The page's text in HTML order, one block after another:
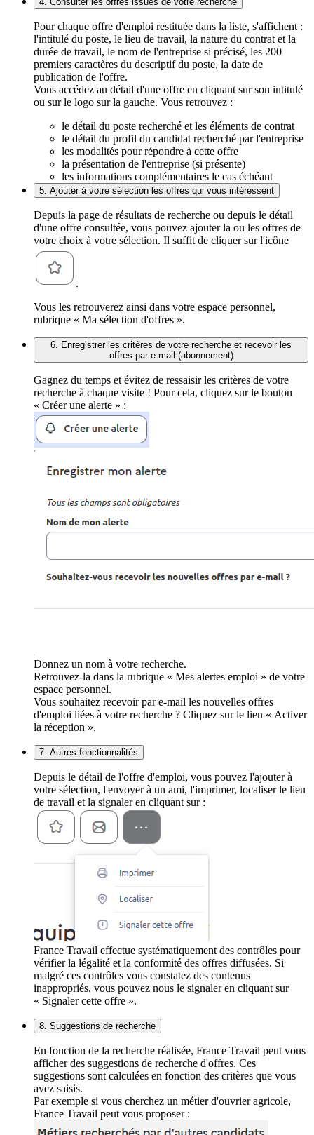
Pour chaque offre d'emploi restituée dans la liste, s'affichent :
l'intitulé du poste, le lieu de travail, la nature du contrat et la
durée de travail, le nom de l'entreprise si précisé, les 200
premiers caractères du descriptif du poste, la date de
publication de l'offre.
Vous accédez au détail d'une offre en cliquant sur son intitulé
ou sur le logo sur la gauche. Vous retrouvez :
le détail du poste recherché et les éléments de contrat
le détail du profil du candidat recherché par l'entreprise
les modalités pour répondre à cette offre
la présentation de l'entreprise (si présente)
les informations complémentaires le cas échéant
5. Ajouter à votre sélection les offres qui vous intéressent
Depuis la page de résultats de recherche ou depuis le détail
d'une offre consultée, vous pouvez ajouter la ou les offres de
votre choix à votre sélection. Il suffit de cliquer sur l'icône
.
Vous les retrouverez ainsi dans votre espace personnel,
rubrique « Ma sélection d'offres ».
6. Enregistrer les critères de votre recherche et recevoir les
offres par e-mail (abonnement)
Gagnez du temps et évitez de ressaisir les critères de votre
recherche à chaque visite ! Pour cela, cliquez sur le bouton
« Créer une alerte » :
Donnez un nom à votre recherche.
Retrouvez-la dans la rubrique « Mes alertes emploi » de votre
espace personnel.
Vous souhaitez recevoir par e-mail les nouvelles offres
d'emploi liées à votre recherche ? Cliquez sur le lien « Activer
la réception ».
7. Autres fonctionnalités
Depuis le détail de l'offre d'emploi, vous pouvez l'ajouter à
votre sélection, l'envoyer à un ami, l'imprimer, localiser le lieu
de travail et la signaler en cliquant sur :
France Travail effectue systématiquement des contrôles pour
vérifier la légalité et la conformité des offres diffusées. Si
malgré ces contrôles vous constatez des contenus
inappropriés, vous pouvez nous le signaler en cliquant sur
« Signaler cette offre ».
8. Suggestions de recherche
En fonction de la recherche réalisée, France Travail peut vous
afficher des suggestions de recherche d'offres. Ces
suggestions sont calculées en fonction des critères que vous
avez saisis.
Par exemple si vous cherchez un métier d'ouvrier agricole,
France Travail peut vous proposer :